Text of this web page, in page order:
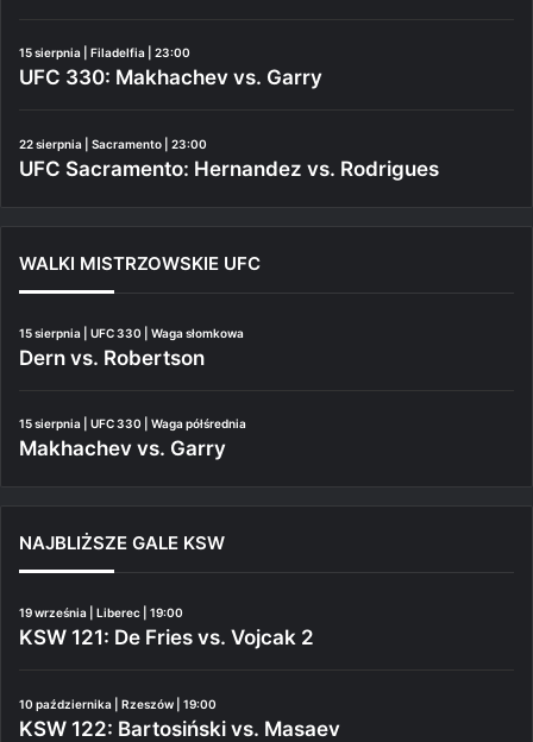
15 sierpnia | Filadelfia | 23:00
UFC 330: Makhachev vs. Garry
22 sierpnia | Sacramento | 23:00
UFC Sacramento: Hernandez vs. Rodrigues
WALKI MISTRZOWSKIE UFC
15 sierpnia | UFC 330 | Waga słomkowa
Dern vs. Robertson
15 sierpnia | UFC 330 | Waga półśrednia
Makhachev vs. Garry
NAJBLIŻSZE GALE KSW
19 września | Liberec | 19:00
KSW 121: De Fries vs. Vojcak 2
10 października | Rzeszów | 19:00
KSW 122: Bartosiński vs. Masaev